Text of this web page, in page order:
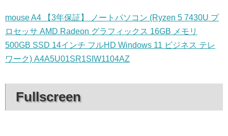
mouse A4 【3年保証】 ノートパソコン (Ryzen 5 7430U プ
ロセッサ AMD Radeon グラフィックス 16GB メモリ
500GB SSD 14インチ フルHD Windows 11 ビジネス テレ
ワーク) A4A5U01SR1SIW1104AZ
Fullscreen